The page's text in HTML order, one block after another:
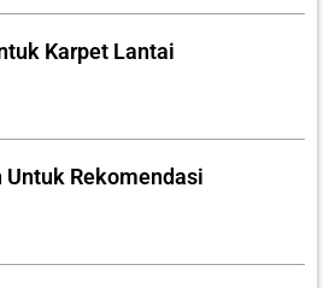
Karpet Lantai
Rekomendasi